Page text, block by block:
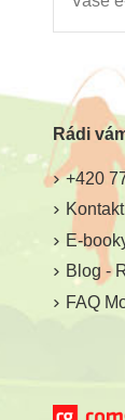
Rádi
+420
Kontakt
E-
Blog -
FAQ